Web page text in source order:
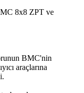
8x8 ZPT ve
BMC'nin
araçlarına